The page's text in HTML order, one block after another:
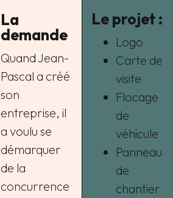
La
demande
Quand Jean-
Pascal a créé
son
entreprise, il
a voulu se
démarquer
de la
concurrence
Le projet :
Logo
Carte de
visite
Flocage
de
véhicule
Panneau
de
chantier